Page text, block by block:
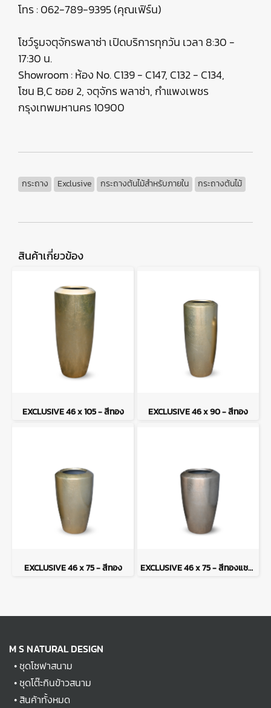
โทร : 062-789-9395 (คุณเฟิร์น)
โชว์รูมจตุจักรพลาซ่า เปิดบริการทุกวัน เวลา 8:30 -
17:30 น.
Showroom : ห้อง No. C139 - C147, C132 - C134,
โซน B,C ซอย 2, จตุจักร พลาซ่า, กำแพงเพชร
กรุงเทพมหานคร 10900
กระถาง Exclusive กระถางต้นไม้สำหรับภายใน กระถางต้นไม้
สินค้าเกี่ยวข้อง
EXCLUSIVE 46 x 105 - สีทอง EXCLUSIVE 46 x 90 - สีทอง
EXCLUSIVE 46 x 75 - สีทอง EXCLUSIVE 46 x 75 - สีทองแชมเปญ
M S NATURAL DESIGN
•ชุดโซฟาสนาม
•ชุดโต๊ะกินข้าวสนาม
•สินค้าทั้งหมด